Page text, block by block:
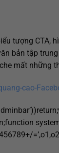
tượng CTA,
bản tập
mất những
cao-